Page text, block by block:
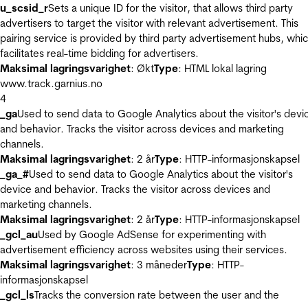
u_scsid_rSets a unique ID for the visitor, that allows third party
advertisers to target the visitor with relevant advertisement. This
pairing service is provided by third party advertisement hubs,
facilitates real-time bidding for advertisers.
Maksimal lagringsvarighet: ØktType: HTML lokal lagring
www.track.garnius.no
4
_gaUsed to send data to Google Analytics about the visitor's
and behavior. Tracks the visitor across devices and marketing
channels.
Maksimal lagringsvarighet: 2 årType: HTTP-informasjonskapsel
_ga_#Used to send data to Google Analytics about the visitor's
device and behavior. Tracks the visitor across devices and
marketing channels.
Maksimal lagringsvarighet: 2 årType: HTTP-informasjonskapsel
_gcl_auUsed by Google AdSense for experimenting with
advertisement efficiency across websites using their services.
Maksimal lagringsvarighet: 3 månederType: HTTP-
informasjonskapsel
_gcl_lsTracks the conversion rate between the user and the